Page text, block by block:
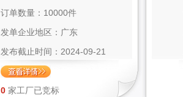
订单数量：10000件
发单企业地区：广东
发布截止时间：2024-09-21
0 家工厂已竞标